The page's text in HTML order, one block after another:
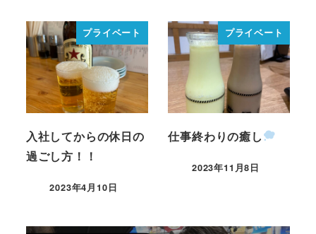
プライベート
入社してからの休日の
過ごし方！！
2023年4月10日
プライベート
仕事終わりの癒し
2023年11月8日